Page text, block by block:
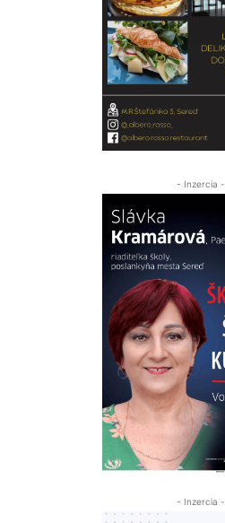
- Inzercia -
- Inzercia -